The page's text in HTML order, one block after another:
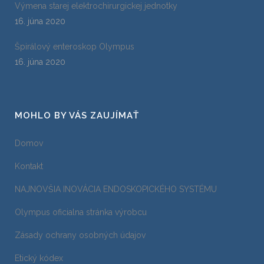
Výmena starej elektrochirurgickej jednotky
16. júna 2020
Špirálový enteroskop Olympus
16. júna 2020
MOHLO BY VÁS ZAUJÍMAŤ
Domov
Kontakt
NAJNOVŠIA INOVÁCIA ENDOSKOPICKÉHO SYSTÉMU
Olympus oficialna stránka výrobcu
Zásady ochrany osobných údajov
Etický kódex